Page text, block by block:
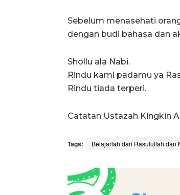
Sebelum menasehati
dengan budi bahasa dan
Shollu ala Nabi.
Rindu kami padamu ya
Rindu tiada terperi.
Catatan Ustazah Kingkin
Tags: Belajarlah dari Rasulullah dan